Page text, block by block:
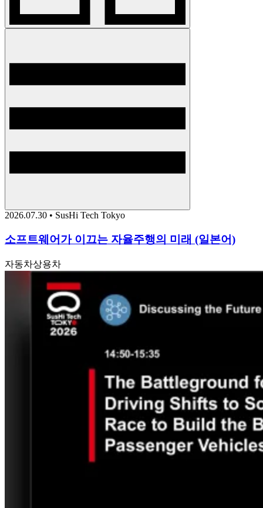
2026.07.30 • SusHi Tech Tokyo
소프트웨어가 이끄는 자율주행의 미래 (일본어)
자동차상용차